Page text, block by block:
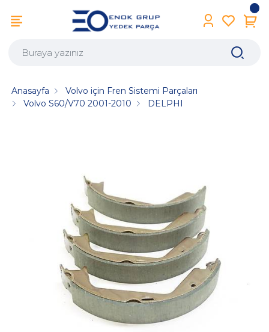
Anasayfa
Volvo için Fren Sistemi Parçaları
Volvo S60/V70 2001-2010
DELPHI